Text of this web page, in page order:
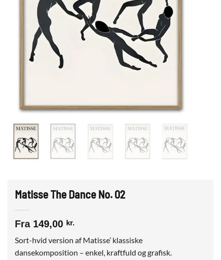
Matisse The Dance No. 02
Fra 149,00 kr.
Sort-hvid version af Matisse’ klassiske
dansekomposition – enkel, kraftfuld og grafisk.